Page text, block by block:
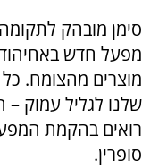
סימן מובהק
מפעל חדש
מוצרים מהצומח. כל
שלנו לגליל עמוק
רואים בהקמת
סופרין.